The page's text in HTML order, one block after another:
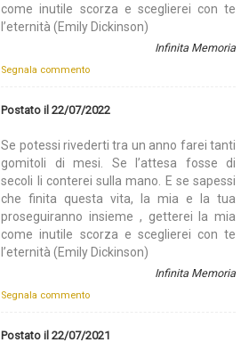
come inutile scorza e sceglierei con te
l’eternità (Emily Dickinson)
Infinita Memoria
Segnala commento
Postato il 22/07/2022
Se potessi rivederti tra un anno farei tanti
gomitoli di mesi. Se l’attesa fosse di
secoli li conterei sulla mano. E se sapessi
che finita questa vita, la mia e la tua
proseguiranno insieme , getterei la mia
come inutile scorza e sceglierei con te
l’eternità (Emily Dickinson)
Infinita Memoria
Segnala commento
Postato il 22/07/2021